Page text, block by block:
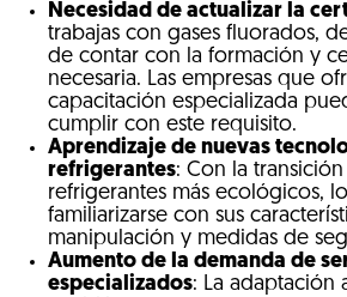
Necesidad de actualizar la
trabajas con gases fluorados,
de contar con la formación y
necesaria. Las empresas que
capacitación especializada
cumplir con este requisito.
Aprendizaje de nuevas
refrigerantes: Con la transición
refrigerantes más ecológicos,
familiarizarse con sus
manipulación y medidas de
Aumento de la demanda de
especializados: La adaptación